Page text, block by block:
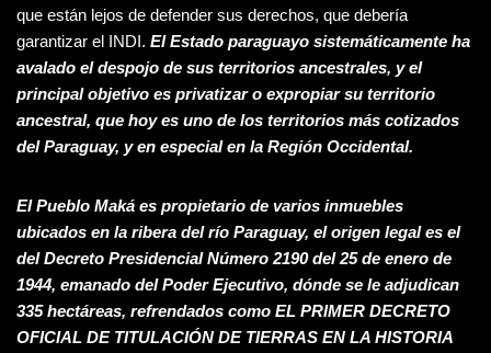
que están lejos de defender sus derechos, que debería
garantizar el INDI. El Estado paraguayo sistemáticamente ha
avalado el despojo de sus territorios ancestrales, y el
principal objetivo es privatizar o expropiar su territorio
ancestral, que hoy es uno de los territorios más cotizados
del Paraguay, y en especial en la Región Occidental.
El Pueblo Maká es propietario de varios inmuebles
ubicados en la ribera del río Paraguay, el origen legal es el
del Decreto Presidencial Número 2190 del 25 de enero de
1944, emanado del Poder Ejecutivo, dónde se le adjudican
335 hectáreas, refrendados como EL PRIMER DECRETO
OFICIAL DE TITULACIÓN DE TIERRAS EN LA HISTORIA